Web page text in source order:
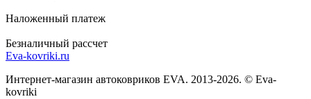
Наложенный платеж
Безналичный рассчет
Eva-kovriki.ru
Интернет-магазин автоковриков EVA. 2013-2026. © Eva-
kovriki